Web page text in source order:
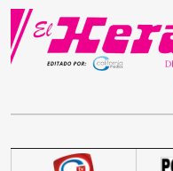
Skip
content